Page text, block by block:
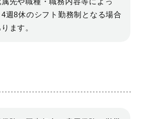
週8休のシフト勤務制となる場合
ます。